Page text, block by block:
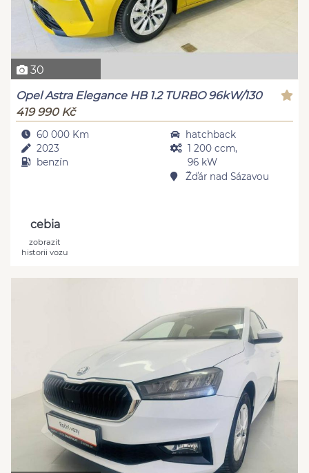
30
Opel Astra Elegance HB 1.2 TURBO 96kW/130
419 990 Kč
60 000 Km
2023
benzín
hatchback
1 200 ccm,
96 kW
Žďár nad Sázavou
cebia
zobrazit
historii vozu